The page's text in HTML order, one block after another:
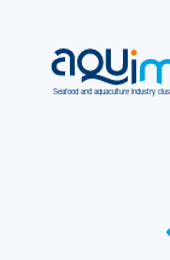
Seafood and aquaculture industry